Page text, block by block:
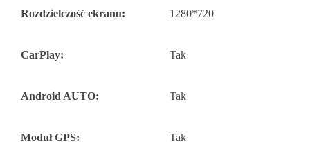
Rozdzielczość ekranu: 1280*720
CarPlay: Tak
Android AUTO: Tak
Moduł GPS: Tak